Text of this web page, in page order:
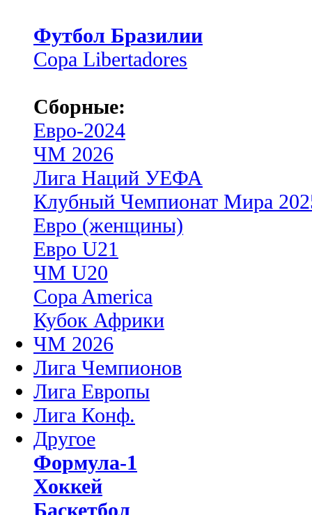
Футбол Бразилии
Copa Libertadores
Сборные:
Евро-2024
ЧМ 2026
Лига Наций УЕФА
Клубный Чемпионат Мира
Евро (женщины)
Евро U21
ЧМ U20
Copa America
Кубок Африки
ЧМ 2026
Лига Чемпионов
Лига Европы
Лига Конф.
Другое
Формула-1
Хоккей
Баскетбол